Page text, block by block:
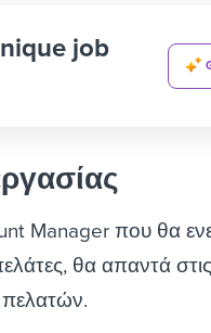
job
Manager που θα
θα απαντά
πελατών.